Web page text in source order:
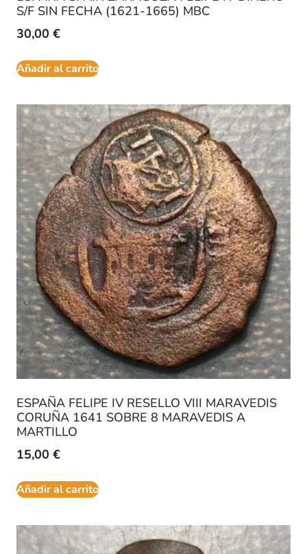
S/F SIN FECHA (1621-1665) MBC
30,00 €
Añadir al carrito
ESPAÑA FELIPE IV RESELLO VIII MARAVEDIS
CORUÑA 1641 SOBRE 8 MARAVEDIS A
MARTILLO
15,00 €
Añadir al carrito